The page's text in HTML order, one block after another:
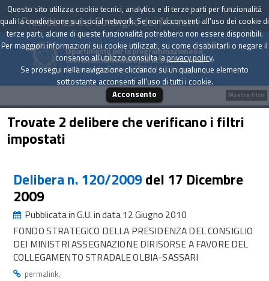
Presidenza del Consiglio dei Ministri
Dipartimento per la programmazione e il
coordinamento della politica economica
Archivio delle Delibere CIPE dal 1967 a oggi
Trovate 2 delibere che verificano i filtri
impostati
Delibera n. 120/2009del 17 Dicembre
2009
Pubblicata in G.U. in data 12 Giugno 2010
FONDO STRATEGICO DELLA PRESIDENZA DEL CONSIGLIO
DEI MINISTRI ASSEGNAZIONE DIRISORSE A FAVORE DEL
COLLEGAMENTO STRADALE OLBIA-SASSARI
permalink.
Mostra filtri
Questo sito utilizza cookie tecnici, analytics e di terze parti per funzionalità
quali la condivisione sui social network. Se non acconsenti all'uso dei cookie di
terze parti, alcune di queste funzionalità potrebbero non essere disponibili.
Per maggiori informazioni sui cookie utilizzati, su come disabilitarli o negare il
consenso all'utilizzo consulta laprivacy policy.
Se prosegui nella navigazione cliccando su un qualunque elemento
sottostante acconsenti all'uso di tutti i cookie.
Acconsento